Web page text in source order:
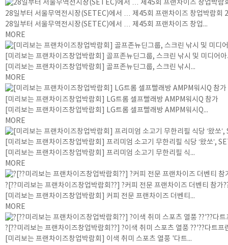
28일부터 서울무역전시장(SETEC)에서 … 제45회 프랜차이즈 창업박람회
28일부터 서울무역전시장(SETEC)에서 … 제45회 프랜차이즈 창업...
MORE
[미리보는 프랜차이즈창업박람회] 골프존뉴딘그룹, 스크린 낚시 및 미디어
[미리보는 프랜차이즈창업박람회] 골프존뉴딘그룹, 스크린 낚시...
MORE
[미리보는 프랜차이즈창업박람회] LG트롬 셀프빨래방 AMPM워시Q 참가
[미리보는 프랜차이즈창업박람회] LG트롬 셀프빨래방 AMPM워시Q...
MORE
[미리보는 프랜차이즈창업박람회] 프리미엄 소고기 무한리필 식당 ‘왔쏘’,
[미리보는 프랜차이즈창업박람회] 프리미엄 소고기 무한리필 식...
MORE
?[??미리보는 프랜차이즈창업박람회??] ?커피 전문 프랜차이즈 더벤티 참가
[미리보는 프랜차이즈창업박람회] 커피 전문 프랜차이즈 더벤티...
MORE
?[??미리보는 프랜차이즈창업박람회??] ?이색 취미 스포츠 열풍 ??'??다트프
[미리보는 프랜차이즈창업박람회] 이색 취미 스포츠 열풍 '다트...